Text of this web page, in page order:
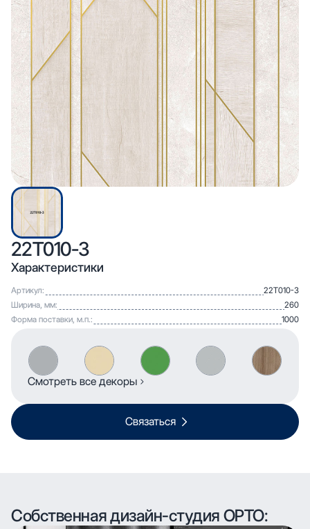
22T010-3
Характеристики
Артикул:
22T010-3
Ширина, мм:
260
Форма поставки, м.п.:
1000
Смотреть все декоры
Связаться
Собственная дизайн-студия ОРТО: